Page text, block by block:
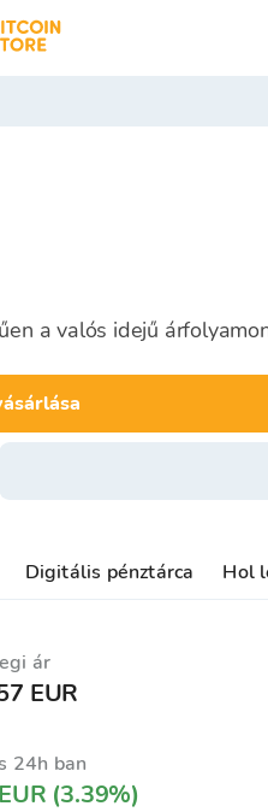
a valós idejű
Digitális pénztárca Hol
ár
EUR
24h ban
(3.39%)